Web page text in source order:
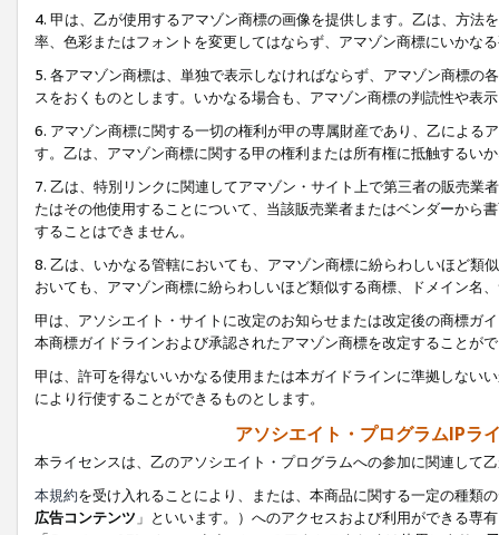
4. 甲は、乙が使用するアマゾン商標の画像を提供します。乙は、方
率、色彩またはフォントを変更してはならず、アマゾン商標にいかな
5. 各アマゾン商標は、単独で表示しなければならず、アマゾン商標
スをおくものとします。いかなる場合も、アマゾン商標の判読性や表
6. アマゾン商標に関する一切の権利が甲の専属財産であり、乙による
す。乙は、アマゾン商標に関する甲の権利または所有権に抵触するい
7. 乙は、特別リンクに関連してアマゾン・サイト上で第三者の販売
たはその他使用することについて、当該販売業者またはベンダーから
することはできません。
8. 乙は、いかなる管轄においても、アマゾン商標に紛らわしいほど類
おいても、アマゾン商標に紛らわしいほど類似する商標、ドメイン名
甲は、アソシエイト・サイトに改定のお知らせまたは改定後の商標ガ
本商標ガイドラインおよび承認されたアマゾン商標を改定することが
甲は、許可を得ないいかなる使用または本ガイドラインに準拠しない
により行使することができるものとします。
アソシエイト・プログラムIPラ
本ライセンスは、乙のアソシエイト・プログラムへの参加に関連して
本規約を受け入れることにより、または、本商品に関する一定の種類
広告コンテンツ 」といいます。）へのアクセスおよび利用ができる専